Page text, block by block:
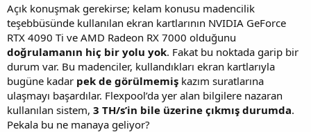
Açık konuşmak gerekirse; kelam konusu madencilik
teşebbüsünde kullanılan ekran kartlarının NVIDIA GeForce
RTX 4090 Ti ve AMD Radeon RX 7000 olduğunu
doğrulamanın hiç bir yolu yok. Fakat bu noktada garip bir
durum var. Bu madenciler, kullandıkları ekran kartlarıyla
bugüne kadar pek de görülmemiş kazım suratlarına
ulaşmayı başardılar. Flexpool’da yer alan bilgilere nazaran
kullanılan sistem, 3 TH/s’in bile üzerine çıkmış durumda.
Pekala bu ne manaya geliyor?